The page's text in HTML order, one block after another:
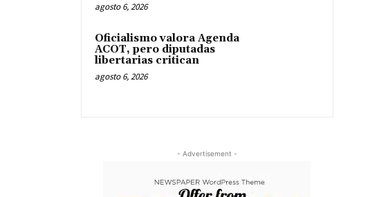
agosto 6, 2026
Oficialismo valora Agenda
ACOT, pero diputadas
libertarias critican
agosto 6, 2026
- Advertisement -